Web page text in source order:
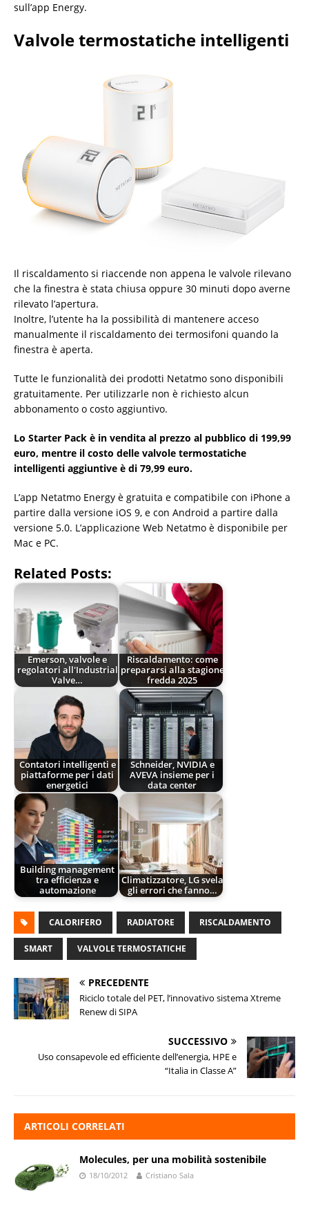
sull’app Energy.
Valvole termostatiche intelligenti
Il riscaldamento si riaccende non appena le valvole rilevano
che la finestra è stata chiusa oppure 30 minuti dopo averne
rilevato l’apertura.
Inoltre, l’utente ha la possibilità di mantenere acceso
manualmente il riscaldamento dei termosifoni quando la
finestra è aperta.
Tutte le funzionalità dei prodotti Netatmo sono disponibili
gratuitamente. Per utilizzarle non è richiesto alcun
abbonamento o costo aggiuntivo.
Lo Starter Pack è in vendita al prezzo al pubblico di 199,99
euro, mentre il costo delle valvole termostatiche
intelligenti aggiuntive è di 79,99 euro.
L’app Netatmo Energy è gratuita e compatibile con iPhone a
partire dalla versione iOS 9, e con Android a partire dalla
versione 5.0. L’applicazione Web Netatmo è disponibile per
Mac e PC.
Related Posts:
Emerson, valvole e
regolatori all'Industrial
Valve…
Riscaldamento: come
prepararsi alla stagione
fredda 2025
Contatori intelligenti e
piattaforme per i dati
energetici
Schneider, NVIDIA e
AVEVA insieme per i
data center
Building management
tra efficienza e
automazione
Climatizzatore, LG svela
gli errori che fanno…
CALORIFERO RADIATORE RISCALDAMENTO
SMART VALVOLE TERMOSTATICHE
PRECEDENTE
Riciclo totale del PET, l’innovativo sistema Xtreme
Renew di SIPA
SUCCESSIVO
Uso consapevole ed efficiente dell’energia, HPE e
“Italia in Classe A”
ARTICOLI CORRELATI
Molecules, per una mobilità sostenibile
18/10/2012 Cristiano Sala